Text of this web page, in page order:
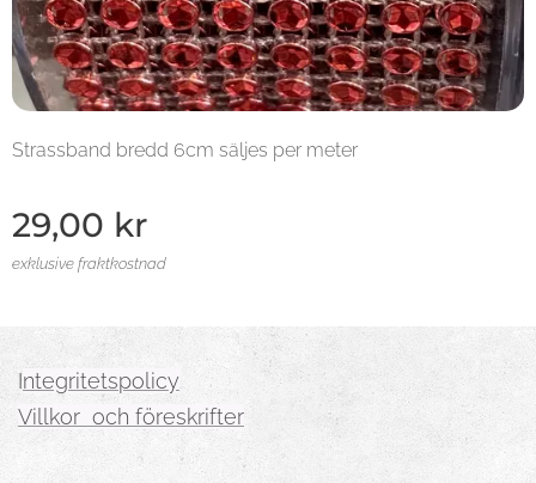
Strassband bredd 6cm säljes per meter
29,00 kr
exklusive fraktkostnad
Integritetspolicy
Villkor och föreskrifter